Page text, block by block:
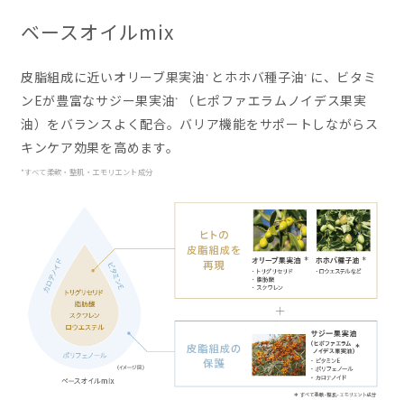
ベースオイルmix
皮脂組成に近いオリーブ果実油 * とホホバ種子油* に、ビタミ
ンEが豊富なサジー果実油*
（ヒポファエラムノイデス果実
油）をバランスよく配合。バリア機能をサポートしながらス
キンケア効果を高めます。
*すべて柔軟・整肌・エモリエント成分